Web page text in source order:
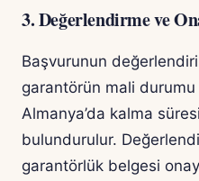
3. Değerlendirme ve
Başvurunun
garantörün mali
Almanya’da kalma
bulundurulur.
garantörlük belgesi